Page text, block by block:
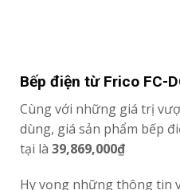
Bếp điện từ Frico FC-
Cùng với những giá trị
dùng, giá sản phẩm bếp
tại là 39,869,000₫
Hy vọng những thông tin